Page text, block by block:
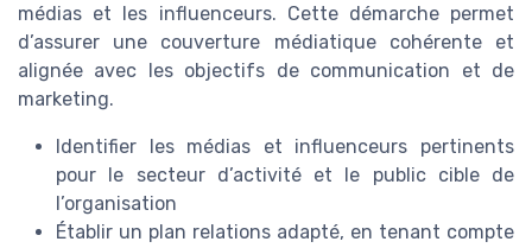
médias et les influenceurs. Cette démarche permet
d’assurer une couverture médiatique cohérente et
alignée avec les objectifs de communication et de
marketing.
Identifier les médias et influenceurs pertinents
pour le secteur d’activité et le public cible de
l’organisation
Établir un plan relations adapté, en tenant compte